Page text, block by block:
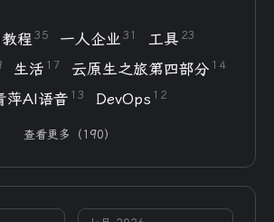
程 35 一人企业 31 工具 23
生活 17 云原生之旅第四部分 14
萍AI语音 13 DevOps 12
查看更多（190）